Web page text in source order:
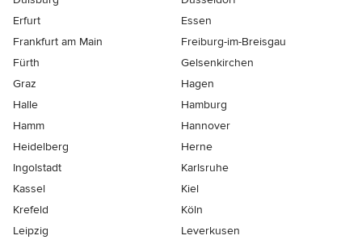
Erfurt
Essen
Frankfurt am Main
Freiburg-im-Breisgau
Fürth
Gelsenkirchen
Graz
Hagen
Halle
Hamburg
Hamm
Hannover
Heidelberg
Herne
Ingolstadt
Karlsruhe
Kassel
Kiel
Krefeld
Köln
Leipzig
Leverkusen